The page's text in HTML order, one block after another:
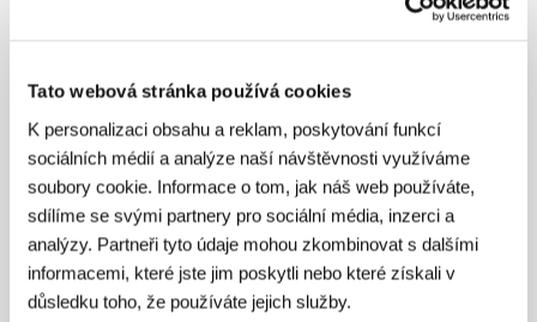
Tato webová stránka používá cookies
K personalizaci obsahu a reklam, poskytování funkcí
sociálních médií a analýze naší návštěvnosti využíváme
soubory cookie. Informace o tom, jak náš web používáte,
sdílíme se svými partnery pro sociální média, inzerci a
analýzy. Partneři tyto údaje mohou zkombinovat s dalšími
informacemi, které jste jim poskytli nebo které získali v
důsledku toho, že používáte jejich služby.
148 min / Barevný, černobílý, DCP
RežieIldikó Enyedi / Scénář Ildikó Enyedi / Kamera
Gergely Pálos HCA/ HudbaGábor Keresztes,
/ Zvuk Michael Schlömer
Károly Szalai HSE/ VýtvarníkImola Láng, Peri de
Braganca/ ProducentReinhard Brundig, Mónika
Mécs, Nicolas Elghozi, Meng Xie, Morgane Olivier/
Pandora Film, Galatée Films, Inforg - M&M
Film/ KoprodukceRediance, ZDF/ARTE, ARTE
France Cinéma, Allons Voir/ HrajíTon Leung Chiu-